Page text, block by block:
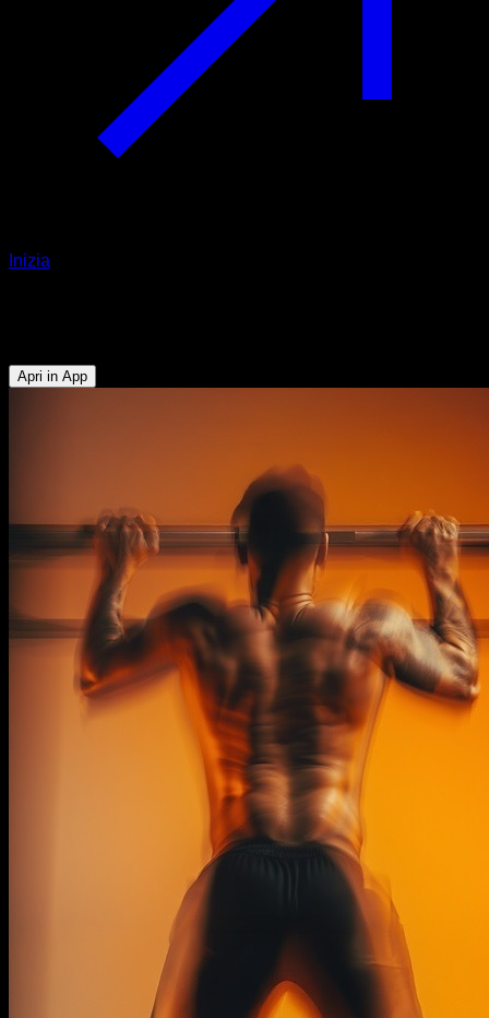
Inizia
Apri in App